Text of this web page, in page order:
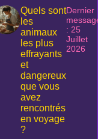
Quels sont
les
animaux
les plus
effrayants
et
dangereux
que vous
avez
rencontrés
en voyage
?
Dernier
: 25
Juillet
2026